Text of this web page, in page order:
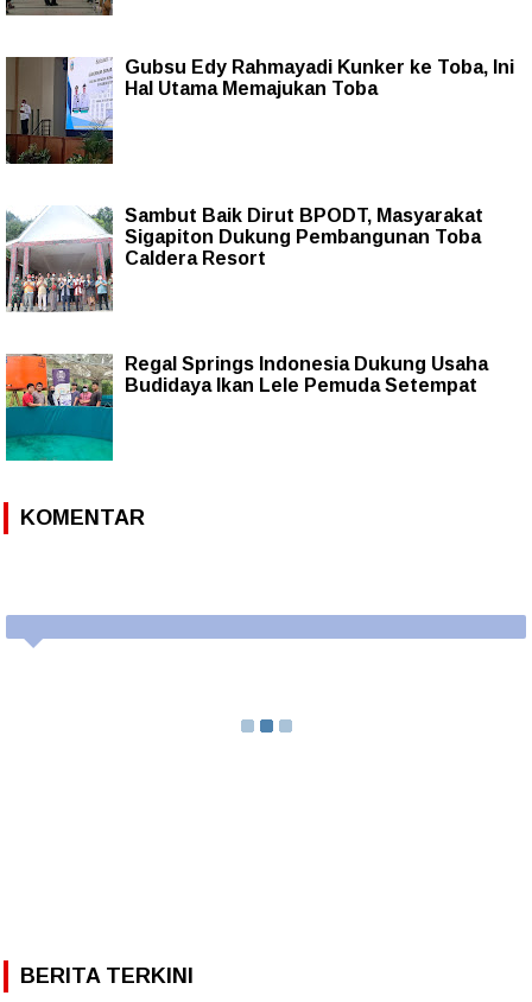
Gubsu Edy Rahmayadi Kunker ke Toba, Ini
Hal Utama Memajukan Toba
Sambut Baik Dirut BPODT, Masyarakat
Sigapiton Dukung Pembangunan Toba
Caldera Resort
Regal Springs Indonesia Dukung Usaha
Budidaya Ikan Lele Pemuda Setempat
KOMENTAR
BERITA TERKINI